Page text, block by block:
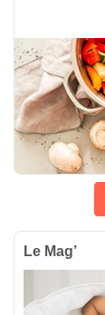
Le Mag’